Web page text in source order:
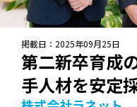
掲載日： 2025年09月25日
第二新卒育成
手人材を安定